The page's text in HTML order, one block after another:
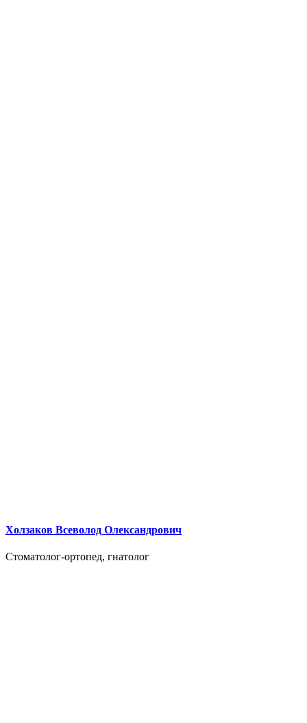
Холзаков Всеволод Олександрович
Стоматолог-ортопед, гнатолог